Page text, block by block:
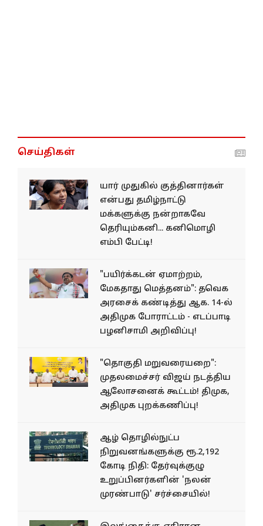
செய்திகள்
யார் முதுகில் குத்தினார்கள்
என்பது தமிழ்நாட்டு
மக்களுக்கு நன்றாகவே
தெரியும்கனி... கனிமொழி
எம்பி பேட்டி!
"பயிர்க்கடன் ஏமாற்றம்,
மேகதாது மெத்தனம்": தவெக
அரசைக் கண்டித்து ஆக. 14-ல்
அதிமுக போராட்டம் - எடப்பாடி
பழனிசாமி அறிவிப்பு!
"தொகுதி மறுவரையறை":
முதலமைச்சர் விஜய் நடத்திய
ஆலோசனைக் கூட்டம்! திமுக,
அதிமுக புறக்கணிப்பு!
ஆழ் தொழில்நுட்ப
நிறுவனங்களுக்கு ரூ.2,192
கோடி நிதி: தேர்வுக்குழு
உறுப்பினர்களின் 'நலன்
முரண்பாடு' சர்ச்சையில்!